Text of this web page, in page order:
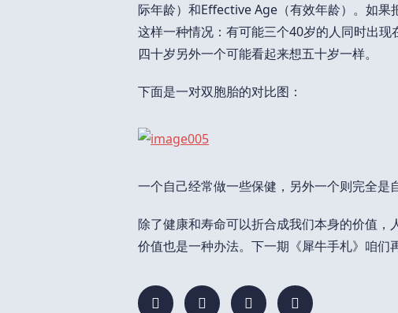
际年龄）和Effective Age（有效年龄）。如
这样一种情况：有可能三个40岁的人同时出
四十岁另外一个可能看起来想五十岁一样。
下面是一对双胞胎的对比图：
一个自己经常做一些保健，另外一个则完全是
除了健康和寿命可以折合成我们本身的价值
价值也是一种办法。下一期《犀牛手札》咱们